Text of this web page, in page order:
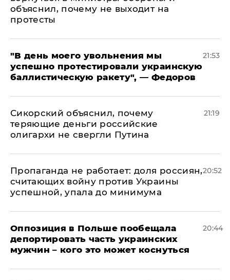
объяснил, почему не выходит на
протесты
​"В день моего увольнения мы
успешно протестировали украинскую
баллистическую ракету", — Федоров
21:53
Сикорский объяснил, почему
теряющие деньги российские
олигархи не свергли Путина
21:19
​Пропаганда не работает: доля россиян,
считающих войну против Украины
успешной, упала до минимума
20:52
Оппозиция в Польше пообещала
депортировать часть украинских
мужчин – кого это может коснуться
20:44